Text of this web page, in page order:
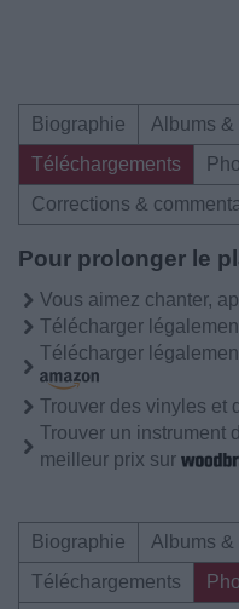
Biographie
Albums
Téléchargements
Corrections &
Pour prolonger le
Vous aimez chanter,
Télécharger
Télécharger
Trouver des vinyles et
Trouver un instrument
meilleur prix sur
Biographie
Albums
Téléchargements